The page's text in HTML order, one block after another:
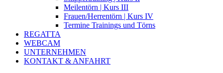
Meilentörn | Kurs III
Frauen/Herrentörn | Kurs IV
Termine Trainings und Törns
REGATTA
WEBCAM
UNTERNEHMEN
KONTAKT & ANFAHRT